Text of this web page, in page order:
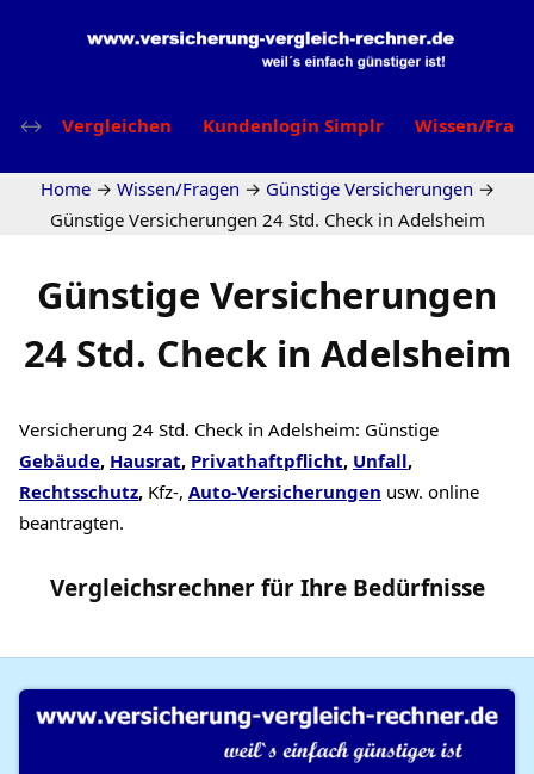
Vergleichen Kundenlogin Simplr Wissen/
Home → Wissen/Fragen → Günstige Versicherungen →
Günstige Versicherungen 24 Std. Check in Adelsheim
Günstige Versicherungen
24 Std. Check in Adelsheim
Versicherung 24 Std. Check in Adelsheim: Günstige
Gebäude, Hausrat, Privathaftpflicht, Unfall,
Rechtsschutz, Kfz-, Auto-Versicherungen usw. online
beantragten.
Vergleichsrechnerfür Ihre Bedürfnisse